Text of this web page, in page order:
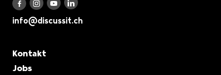
Discuss it auf Facebook
Discuss it auf Instagram
Discuss it auf Youtube
Discuss it auf LinkedIn
info@discussit.ch
Metanavigation
Kontakt
Jobs